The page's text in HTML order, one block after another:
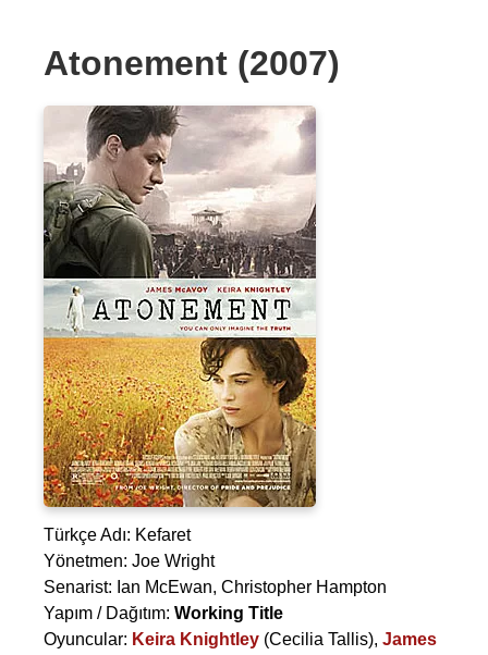
Atonement (2007)
Türkçe Adı: Kefaret
Yönetmen: Joe Wright
Senarist: Ian McEwan, Christopher Hampton
Yapım / Dağıtım: Working Title
Oyuncular: Keira Knightley (Cecilia Tallis), James